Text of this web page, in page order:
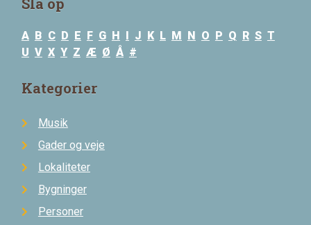
A B C D E F G H I J K L M N O P Q R S T
U V X Y Z Æ Ø Å #
Kategorier
Musik
Gader og veje
Lokaliteter
Bygninger
Personer